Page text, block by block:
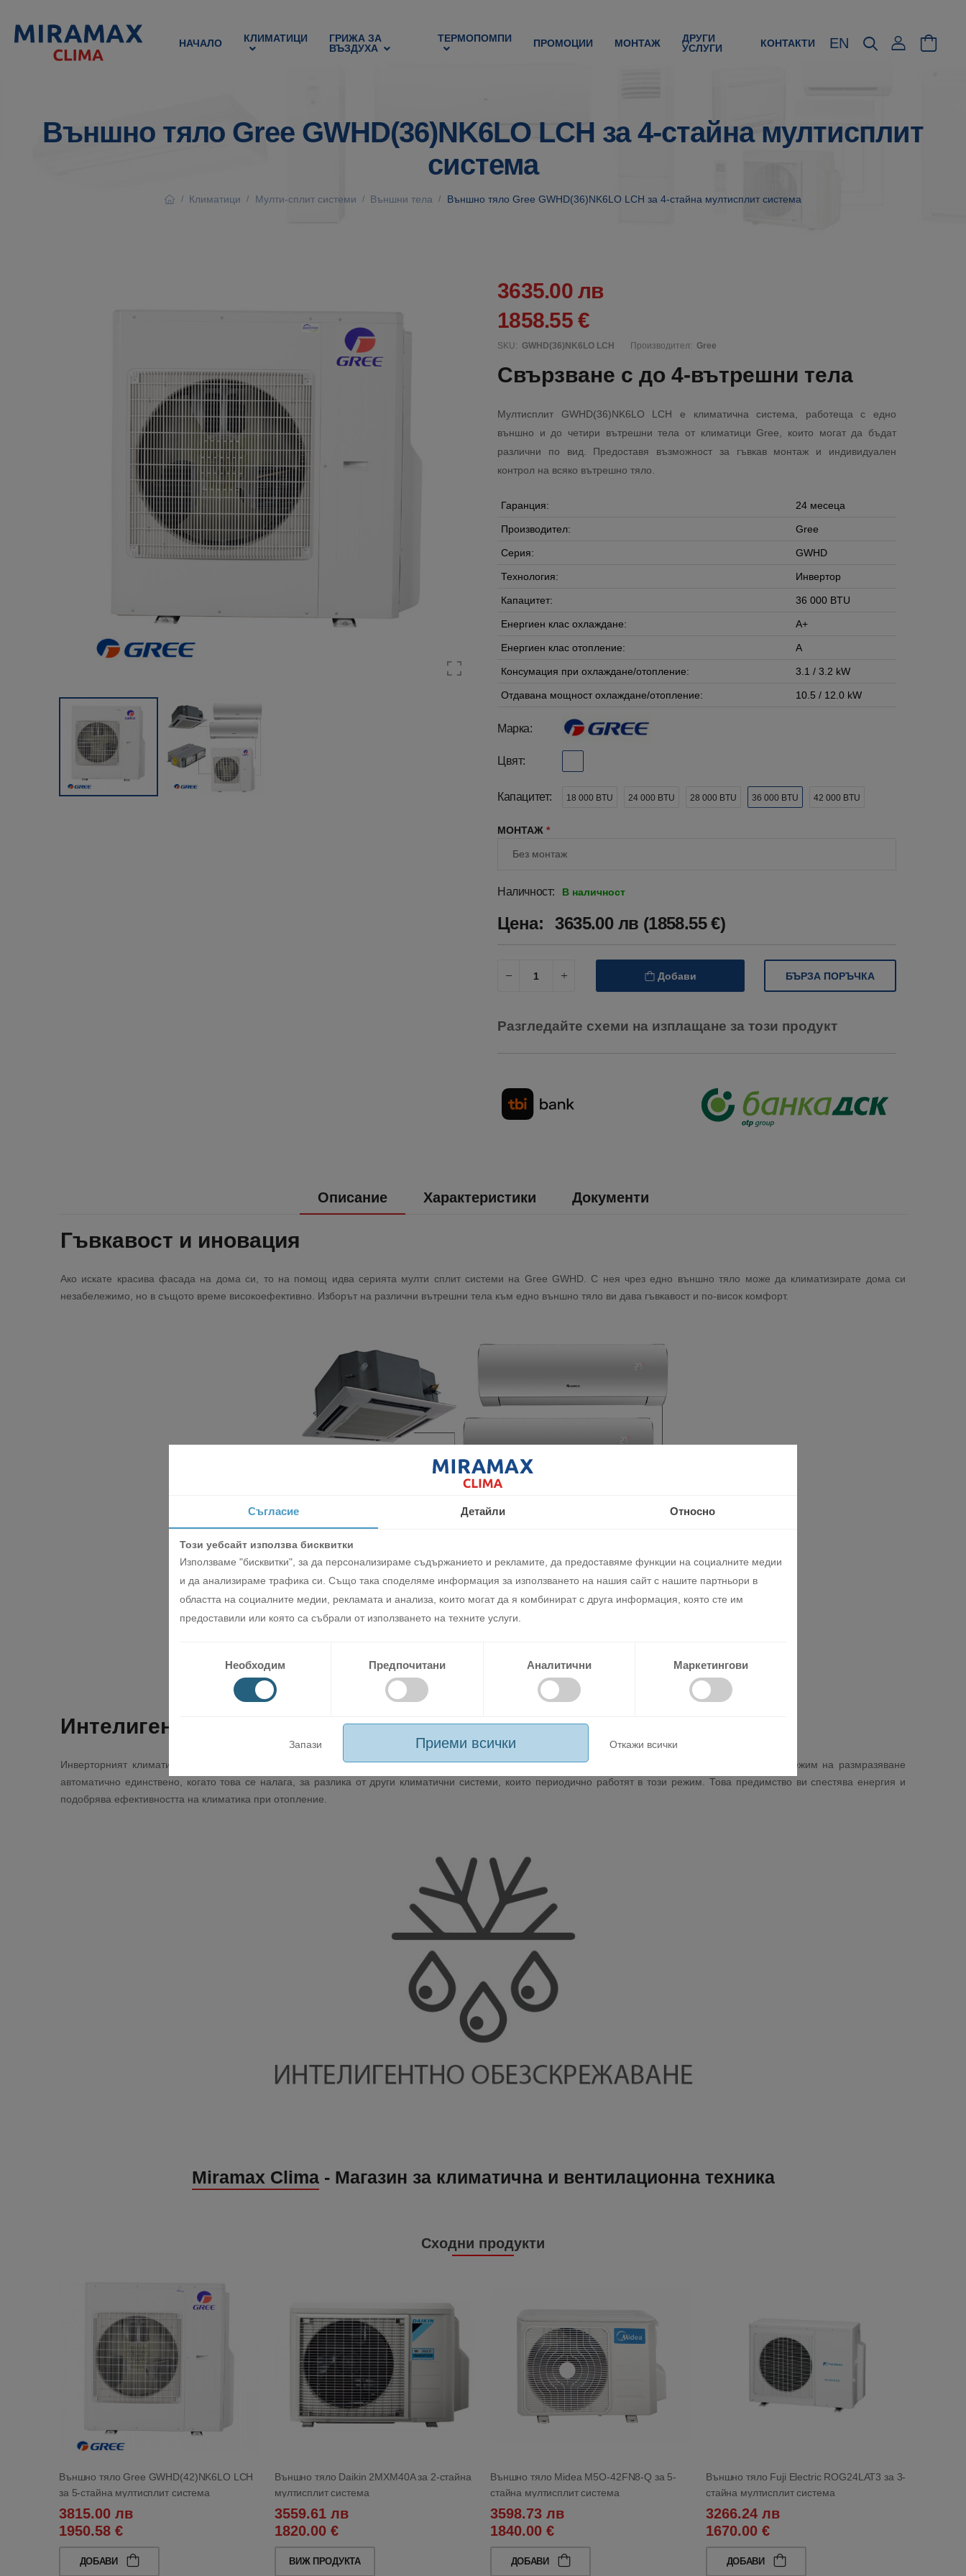
НАЧАЛО КЛИМАТИЦИ
ГРИЖА ЗА
ВЪЗДУХА
ТЕРМОПОМПИ ПРОМОЦИИ МОНТАЖ
ДРУГИ
УСЛУГИ
КОНТАКТИ EN
Външно тяло Gree GWHD(36)NK6LO LCH за 4-стайна мултисплит
система
/ Климатици / Мулти-сплит системи / Външни тела / Външно тяло Gree GWHD(36)NK6LO LCH за 4-стайна мултисплит система
3635.00 лв
1858.55 €
SKU: GWHD(36)NK6LO LCH Производител: Gree
Свързване с до 4-вътрешни тела
Мултисплит GWHD(36)NK6LO LCH е климатична система, работеща с едно
външно и до четири вътрешни тела от климатици Gree, които могат да бъдат
различни по вид. Предоставя възможност за гъвкав монтаж и индивидуален
контрол на всяко вътрешно тяло.
Гаранция: 24 месеца
Производител: Gree
Серия: GWHD
Технология: Инвертор
Капацитет: 36 000 BTU
Енергиен клас охлаждане: A+
Енергиен клас отопление: A
Консумация при охлаждане/отопление: 3.1 / 3.2 kW
Отдавана мощност охлаждане/отопление: 10.5 / 12.0 kW
Марка:
Цвят:
Капацитет: 18 000 BTU 24 000 BTU 28 000 BTU 36 000 BTU 42 000 BTU
МОНТАЖ *
Наличност: В наличност
Цена: 3635.00 лв (1858.55 €)
Добави БЪРЗА ПОРЪЧКА
Разгледайте схеми на изплащане за този продукт
Описание Характеристики Документи
Гъвкавост и иновация
Ако искате красива фасада на дома си, то на помощ идва серията мулти сплит системи на Gree GWHD. С нея чрез едно външно тяло може да климатизирате дома си
незабележимо, но в същото време високоефективно. Изборът на различни вътрешни тела към едно външно тяло ви дава гъвкавост и по-висок комфорт.
Интелигентен режим на размразяване
Инверторният климатик Gree GWHD разполага с технология за разпознаване на образуването на скреж. Благодарение на това той преминава в режим на размразяване
автоматично единствено, когато това се налага, за разлика от други климатични системи, които периодично работят в този режим. Това предимство ви спестява енергия и
подобрява ефективността на климатика при отопление.
Miramax Clima- Магазин за климатична и вентилационна техника
Сходни продукти
Външно тяло Gree GWHD(42)NK6LO LCH
за 5-стайна мултисплит система
3815.00 лв
1950.58 €
ДОБАВИ
Външно тяло Daikin 2MXM40A за 2-стайна
мултисплит система
3559.61 лв
1820.00 €
ВИЖ ПРОДУКТА
Външно тяло Midea M5O-42FN8-Q за 5-
стайна мултисплит система
3598.73 лв
1840.00 €
ДОБАВИ
Външно тяло Fuji Electric ROG24LAT3 за 3-
стайна мултисплит система
3266.24 лв
1670.00 €
ДОБАВИ
Съгласие Детайли Относно
Този уебсайт използва бисквитки
Използваме "бисквитки", за да персонализираме съдържанието и рекламите, да предоставяме функции на социалните медии
и да анализираме трафика си. Също така споделяме информация за използването на нашия сайт с нашите партньори в
областта на социалните медии, рекламата и анализа, които могат да я комбинират с друга информация, която сте им
предоставили или която са събрали от използването на техните услуги.
Необходим Предпочитани Аналитични Маркетингови
Запази Приеми всички Откажи всички